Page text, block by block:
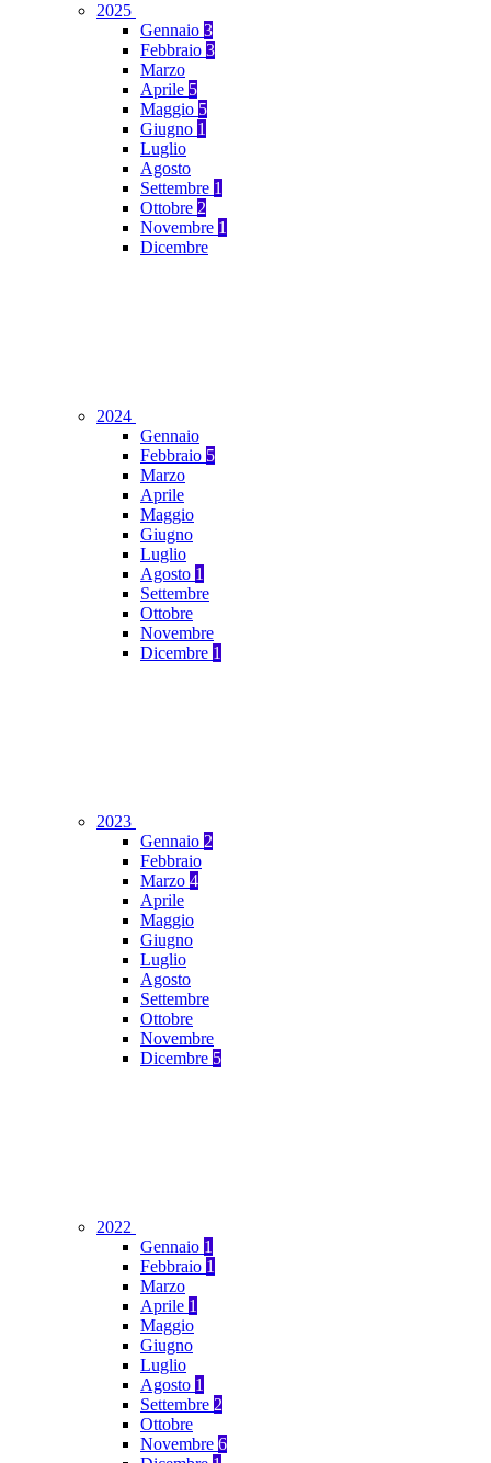
2025
Gennaio 3
Febbraio 3
Marzo
Aprile 5
Maggio 5
Giugno 1
Luglio
Agosto
Settembre 1
Ottobre 2
Novembre 1
Dicembre
2024
Gennaio
Febbraio 5
Marzo
Aprile
Maggio
Giugno
Luglio
Agosto 1
Settembre
Ottobre
Novembre
Dicembre 1
2023
Gennaio 2
Febbraio
Marzo 4
Aprile
Maggio
Giugno
Luglio
Agosto
Settembre
Ottobre
Novembre
Dicembre 5
2022
Gennaio 1
Febbraio 1
Marzo
Aprile 1
Maggio
Giugno
Luglio
Agosto 1
Settembre 2
Ottobre
Novembre 6